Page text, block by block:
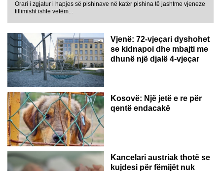
Orari i zgjatur i hapjes së pishinave në katër pishina të jashtme vjeneze
fillimisht ishte vetëm...
Vjenë: 72-vjeçari dyshohet
se kidnapoi dhe mbajti me
dhunë një djalë 4-vjeçar
Kosovë: Një jetë e re për
qentë endacakë
Kancelari austriak thotë se
kujdesi për fëmijët nuk